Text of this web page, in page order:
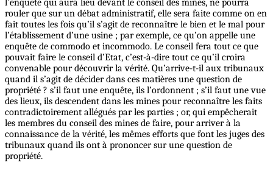
l’enquête qui aura lieu devant le conseil des mines, ne pourra
rouler que sur un débat administratif, elle sera faite comme on en
fait toutes les fois qu’il s’agit de reconnaître le bien et le mal pour
l’établissement d’une usine ; par exemple, ce qu’on appelle une
enquête de commodo et incommodo. Le conseil fera tout ce que
pouvait faire le conseil d’Etat, c’est-à-dire tout ce qu’il croira
convenable pour découvrir la vérité. Qu’arrive-t-il aux tribunaux
quand il s’agit de décider dans ces matières une question de
propriété ? s’il faut une enquête, ils l’ordonnent ; s’il faut une vue
des lieux, ils descendent dans les mines pour reconnaître les faits
contradictoirement allégués par les parties ; or, qui empêcherait
les membres du conseil des mines de faire, pour arriver à la
connaissance de la vérité, les mêmes efforts que font les juges des
tribunaux quand ils ont à prononcer sur une question de
propriété.